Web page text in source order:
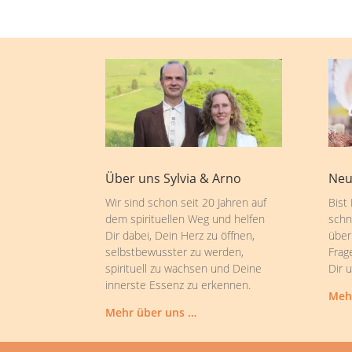
Über uns Sylvia & Arno
Wir sind schon seit 20 Jahren auf
dem spirituellen Weg und helfen
Dir dabei, Dein Herz zu öffnen,
selbstbewusster zu werden,
spirituell zu wachsen und Deine
innerste Essenz zu erkennen.
Mehr über uns …
Bist
Dir